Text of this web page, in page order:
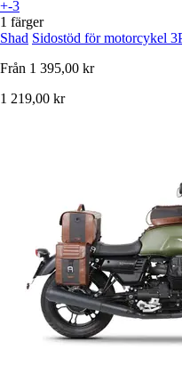
+-3
1 färger
Shad Sidostöd för motorcykel
Från 1 395,00 kr
1 219,00 kr